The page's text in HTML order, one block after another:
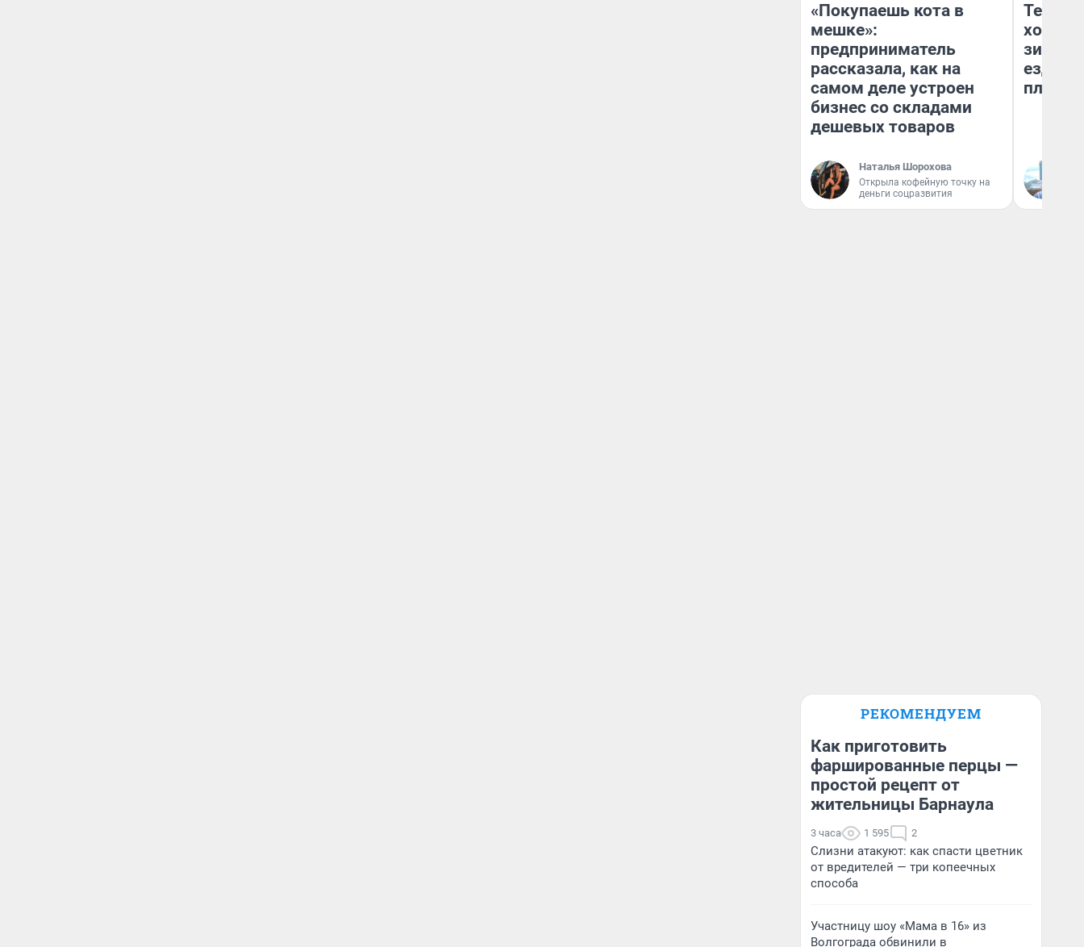
«Покупаешь кота в
мешке»:
предприниматель
рассказала, как на
самом деле устроен
бизнес со складами
дешевых товаров
Наталья Шорохова
Открыла кофейную точку на
деньги соцразвития
Тепло
зимой.
ездит
плюсы
РЕКОМЕНДУЕМ
Как приготовить
фаршированные перцы —
простой рецепт от
жительницы Барнаула
3 часа 1 595 2
Слизни атакуют: как спасти цветник
от вредителей — три копеечных
способа
Участницу шоу «Мама в 16» из
Волгограда обвинили в